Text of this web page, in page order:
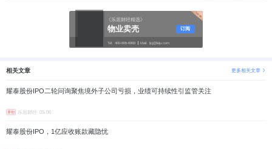
《乐居财经精选》
物业卖壳
Tel: 400-606-6969 Mail: ljcj@leju.com
订阅
相关文章 更多相关文章
耀泰股份IPO二轮问询聚焦境外子公司亏损，业绩可持续性引监管关注
原创 乐居财经 05-06
耀泰股份IPO，1亿应收账款藏隐忧